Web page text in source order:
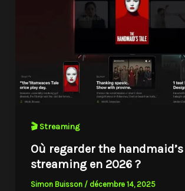
🎬 Streaming
Où regarder the
streaming en 2026 ?
Simon Buisson / décembre 14, 2025